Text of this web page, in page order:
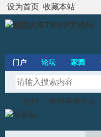
设为首页 收藏本站
门户 论坛 家园
论坛 网站调度中心